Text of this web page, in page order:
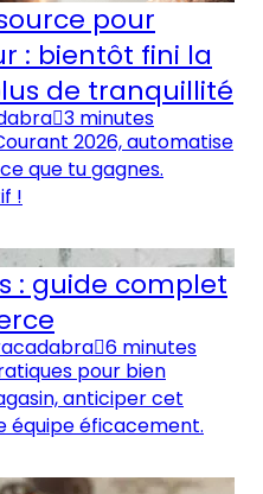
pour
: bientôt fini la
de tranquillité
3 minutes
2026, automatise
que tu gagnes.
!
: guide complet
6 minutes
pour bien
anticiper cet
éficacement.